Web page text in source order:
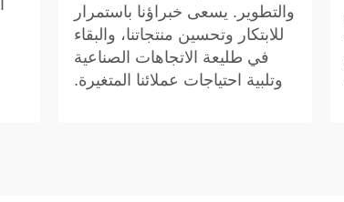
والتطوير. يسعى خبراؤنا باستمرار
للابتكار وتحسين منتجاتنا، والبقاء
في طليعة الاتجاهات الصناعية
وتلبية احتياجات عملائنا المتغيرة.